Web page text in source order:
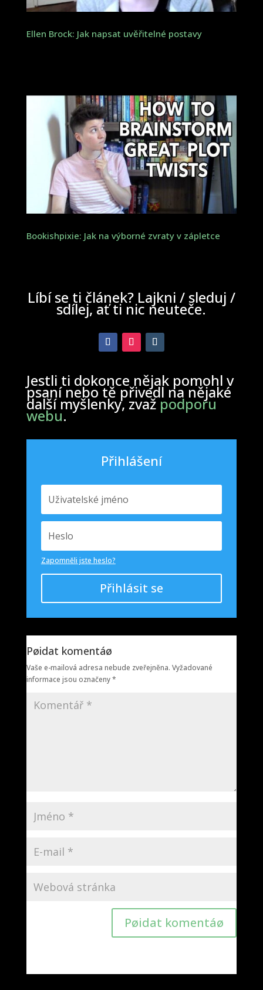
Ellen Brock: Jak napsat uvěřitelné postavy
Bookishpixie: Jak na výborné zvraty v zápletce
Líbí se ti článek? Lajkni / sleduj /
sdílej, ať ti nic neuteče.
Jestli ti dokonce nějak pomohl v
psaní nebo tě přivedl na nějaké
další myšlenky, zvažpodporu
webu.
Přihlášení
Zapomněli jste heslo?
Přihlásit se
Pøidat komentáø
Vaše e-mailová adresa nebude zveřejněna. Vyžadované
informace jsou označeny*
Pøidat komentáø